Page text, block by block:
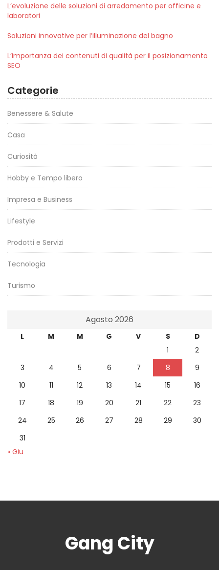
L’evoluzione delle soluzioni di arredamento per officine e
laboratori
Soluzioni innovative per l’illuminazione del bagno
L’importanza dei contenuti di qualità per il posizionamento
SEO
Categorie
Benessere & Salute
Casa
Curiosità
Hobby e Tempo libero
Impresa e Business
Lifestyle
Prodotti e Servizi
Tecnologia
Turismo
Agosto 2026
L M M G V S
D
1
2
3
4 5 6 7 8
9
10
11 12 13 14 15
16
17
18 19 20 21 22
23
24
25 26 27 28 29
30
31
« Giu
Gang City